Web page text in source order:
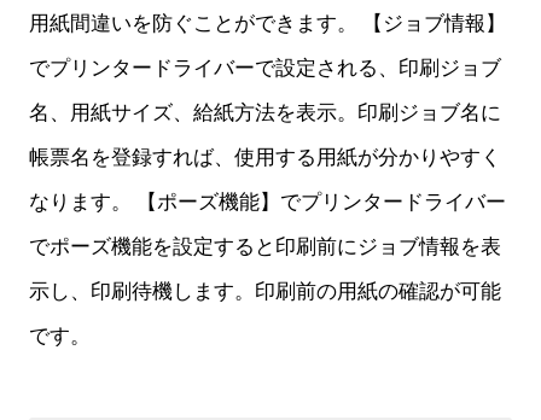
用紙間違いを防ぐことができます。 【ジョブ情報】
でプリンタードライバーで設定される、印刷ジョブ
名、用紙サイズ、給紙方法を表示。印刷ジョブ名に
帳票名を登録すれば、使用する用紙が分かりやすく
なります。 【ポーズ機能】でプリンタードライバー
でポーズ機能を設定すると印刷前にジョブ情報を表
示し、印刷待機します。印刷前の用紙の確認が可能
です。